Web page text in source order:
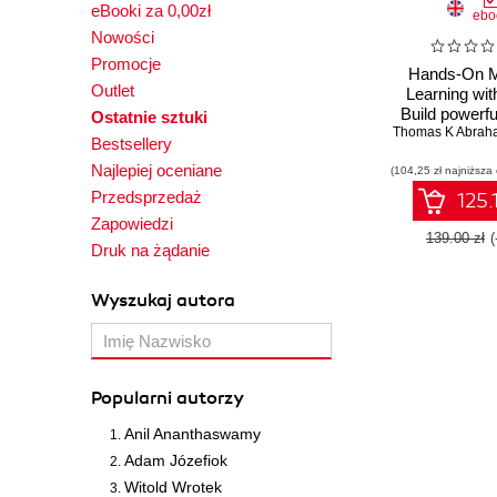
eBooki za 0,00zł
Nowości
Promocje
Outlet
Ostatnie sztuki
Bestsellery
Najlepiej oceniane
Przedsprzedaż
Zapowiedzi
Druk na żądanie
Wyszukaj autora
Popularni autorzy
Anil Ananthaswamy
Adam Józefiok
Witold Wrotek
Hands-On
Learning
Build
with
Thomas K
(104,25 zł
139.00 zł